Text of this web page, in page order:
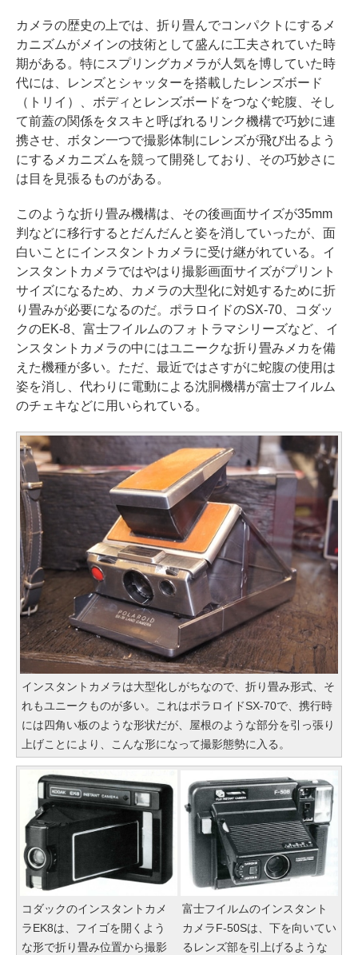
カメラの歴史の上では、折り畳んでコンパクトにするメ
カニズムがメインの技術として盛んに工夫されていた時
期がある。特にスプリングカメラが人気を博していた時
代には、レンズとシャッターを搭載したレンズボード
（トリイ）、ボディとレンズボードをつなぐ蛇腹、そし
て前蓋の関係をタスキと呼ばれるリンク機構で巧妙に連
携させ、ボタン一つで撮影体制にレンズが飛び出るよう
にするメカニズムを競って開発しており、その巧妙さに
は目を見張るものがある。
このような折り畳み機構は、その後画面サイズが35mm
判などに移行するとだんだんと姿を消していったが、面
白いことにインスタントカメラに受け継がれている。イ
ンスタントカメラではやはり撮影画面サイズがプリント
サイズになるため、カメラの大型化に対処するために折
り畳みが必要になるのだ。ポラロイドのSX-70、コダッ
クのEK-8、富士フイルムのフォトラマシリーズなど、イ
ンスタントカメラの中にはユニークな折り畳みメカを備
えた機種が多い。ただ、最近ではさすがに蛇腹の使用は
姿を消し、代わりに電動による沈胴機構が富士フイルム
のチェキなどに用いられている。
インスタントカメラは大型化しがちなので、折り畳み形式、そ
れもユニークものが多い。これはポラロイドSX-70で、携行時
には四角い板のような形状だが、屋根のような部分を引っ張り
上げことにより、こんな形になって撮影態勢に入る。
コダックのインスタントカメ
ラEK8は、フイゴを開くよう
な形で折り畳み位置から撮影
富士フイルムのインスタント
カメラF-50Sは、下を向いてい
るレンズ部を引上げるような